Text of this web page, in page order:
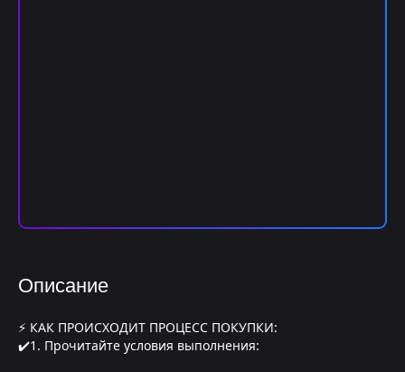
Описание
⚡ КАК ПРОИСХОДИТ ПРОЦЕСС ПОКУПКИ:
✔️1. Прочитайте условия выполнения: